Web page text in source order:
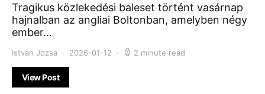
Tragikus közlekedési baleset történt vasárnap
hajnalban az angliai Boltonban, amelyben négy
ember…
Istvan Jozsa 2026-01-12 2 minute read
View Post